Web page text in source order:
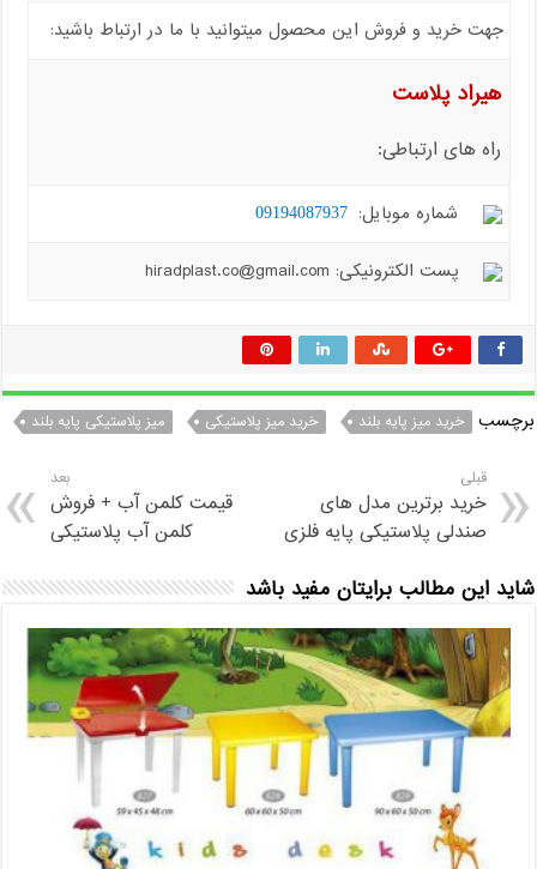
جهت خرید و فروش این محصول میتوانید با ما در ارتباط باشید:
هیراد پلاست
راه های ارتباطی:
شماره موبایل: 09194087937
پست الکترونیکی: hiradplast.co@gmail.com
برچسب خرید میز پایه بلند خرید میز پلاستیکی میز پلاستیکی پایه بلند
قبلی
خرید برترین مدل های
صندلی پلاستیکی پایه فلزی
بعد
قیمت کلمن آب + فروش
کلمن آب پلاستیکی
شاید این مطالب برایتان مفید باشد